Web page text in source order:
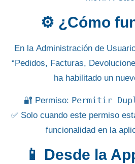
⚙️ ¿Cómo
En la Administración de
“Pedidos, Facturas,
ha habilitado un
🔐 Permiso: Permitir
✅ Solo cuando este permiso
funcionalidad en la
📱 Desde la